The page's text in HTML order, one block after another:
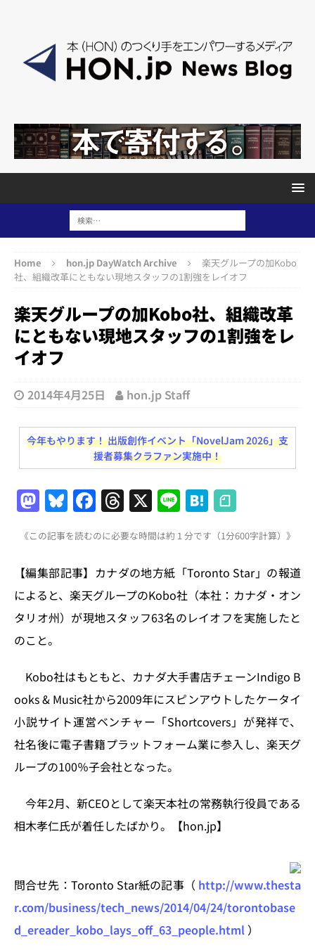
Home hon.jp DayWatch Archive
楽天グループの加Kobo
社、組織改革にともない現地スタッフの1割強をレイオフ
楽天グループの加Kobo社、組織改革
にともない現地スタッフの1割強をレ
イオフ
2014年4月25日 hon.jp Staff
今年もやります！ 出版創作イベント「NovelJam 2026」支
援者募集クラファン実施中！
M
a
st
o
d
o
n
Bl
u
e
s
k
y
F
a
c
e
b
o
T
h
re
a
d
s
X Li
n
e
H
at
e
n
a
《この記事を読むのに必要な時間は約 1 分です（1分600字計算）》
【編集部記事】カナダの地方紙「Toronto Star」の報道
によると、楽天グループのKobo社（本社：カナダ・オン
タリオ州）が現地スタッフ63名のレイオフを実施したと
のこと。
Kobo社はもともと、カナダ大手書店チェーンIndigo B
ooks & Music社から2009年にスピンアウトしたケータイ
小説サイト運営ベンチャー「Shortcovers」が発祥で、
社名後に電子書籍プラットフォーム業に参入し、楽天グ
ループの100％子会社となった。
今年2月、新CEOとして楽天本社の常務執行役員である
相木孝仁氏が着任したばかり。【hon.jp】
問合せ先：Toronto Star紙の記事（ http://www.thesta
r.com/business/tech_news/2014/04/24/torontobase
d_ereader_kobo_lays_off_63_people.html ）